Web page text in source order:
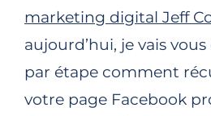
marketing digital Jeff
aujourd’hui, je vais
par étape comment
votre page Facebook